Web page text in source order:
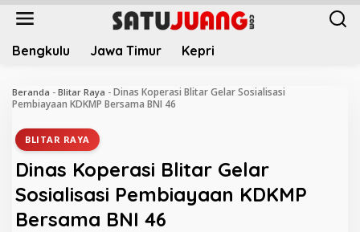
L
Bengkulu Jawa Timur Kepri
Beranda - Blitar Raya - Dinas Koperasi Blitar Gelar Sosialisasi
Pembiayaan KDKMP Bersama BNI 46
BLITAR RAYA
Dinas Koperasi Blitar Gelar
Sosialisasi Pembiayaan KDKMP
Bersama BNI 46